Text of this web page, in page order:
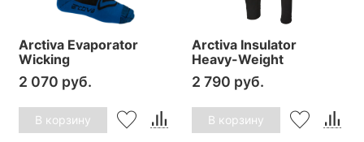
Arctiva Evaporator
Wicking
2 070 руб.
В корзину
Arctiva Insulator
Heavy-Weight
2 790 руб.
В корзину